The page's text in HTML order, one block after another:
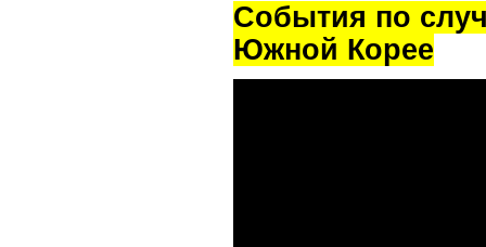
Cобытия по
Южной Корее